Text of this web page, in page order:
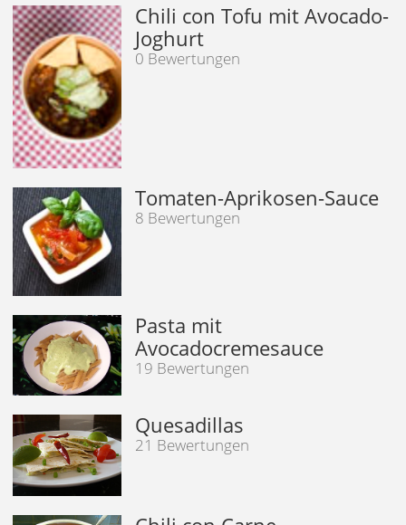
Chili con Tofu mit Avocado-
Joghurt
0 Bewertungen
Tomaten-Aprikosen-Sauce
8 Bewertungen
Pasta mit
Avocadocremesauce
19 Bewertungen
Quesadillas
21 Bewertungen